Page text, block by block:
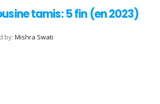
tamis: 5 fin (en 2023)
by: Mishra Swati